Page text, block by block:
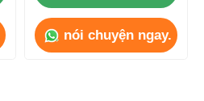
nói chuyện ngay.